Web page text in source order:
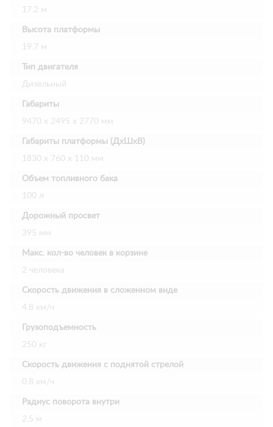
17.2 м
Высота платформы
19.7 м
Тип двигателя
Дизельный
Габариты
9470 х 2495 х 2770 мм
Габариты платформы (ДхШхВ)
1830 х 760 х 110 мм
Объем топливного бака
100 л
Дорожный просвет
395 мм
Макс. кол-во человек в корзине
2 человека
Скорость движения в сложенном виде
4.8 км/ч
Грузоподъемность
250 кг
Скорость движения с поднятой стрелой
0.8 км/ч
Радиус поворота внутри
2.5 м